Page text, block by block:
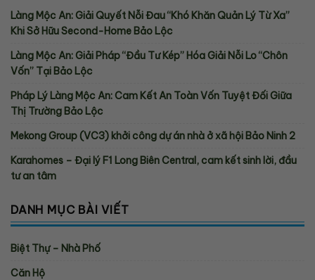
Làng Mộc An: Giải Quyết Nỗi Đau “Khó Khăn Quản Lý Từ Xa”
Khi Sở Hữu Second-Home Bảo Lộc
Làng Mộc An: Giải Pháp “Đầu Tư Kép” Hóa Giải Nỗi Lo “Chôn
Vốn” Tại Bảo Lộc
Pháp Lý Làng Mộc An: Cam Kết An Toàn Vốn Tuyệt Đối Giữa
Thị Trường Bảo Lộc
Mekong Group (VC3) khởi công dự án nhà ở xã hội Bảo Ninh 2
Karahomes – Đại lý F1 Long Biên Central, cam kết sinh lời, đầu
tư an tâm
DANH MỤC BÀI VIẾT
Biệt Thự – Nhà Phố
Căn Hộ